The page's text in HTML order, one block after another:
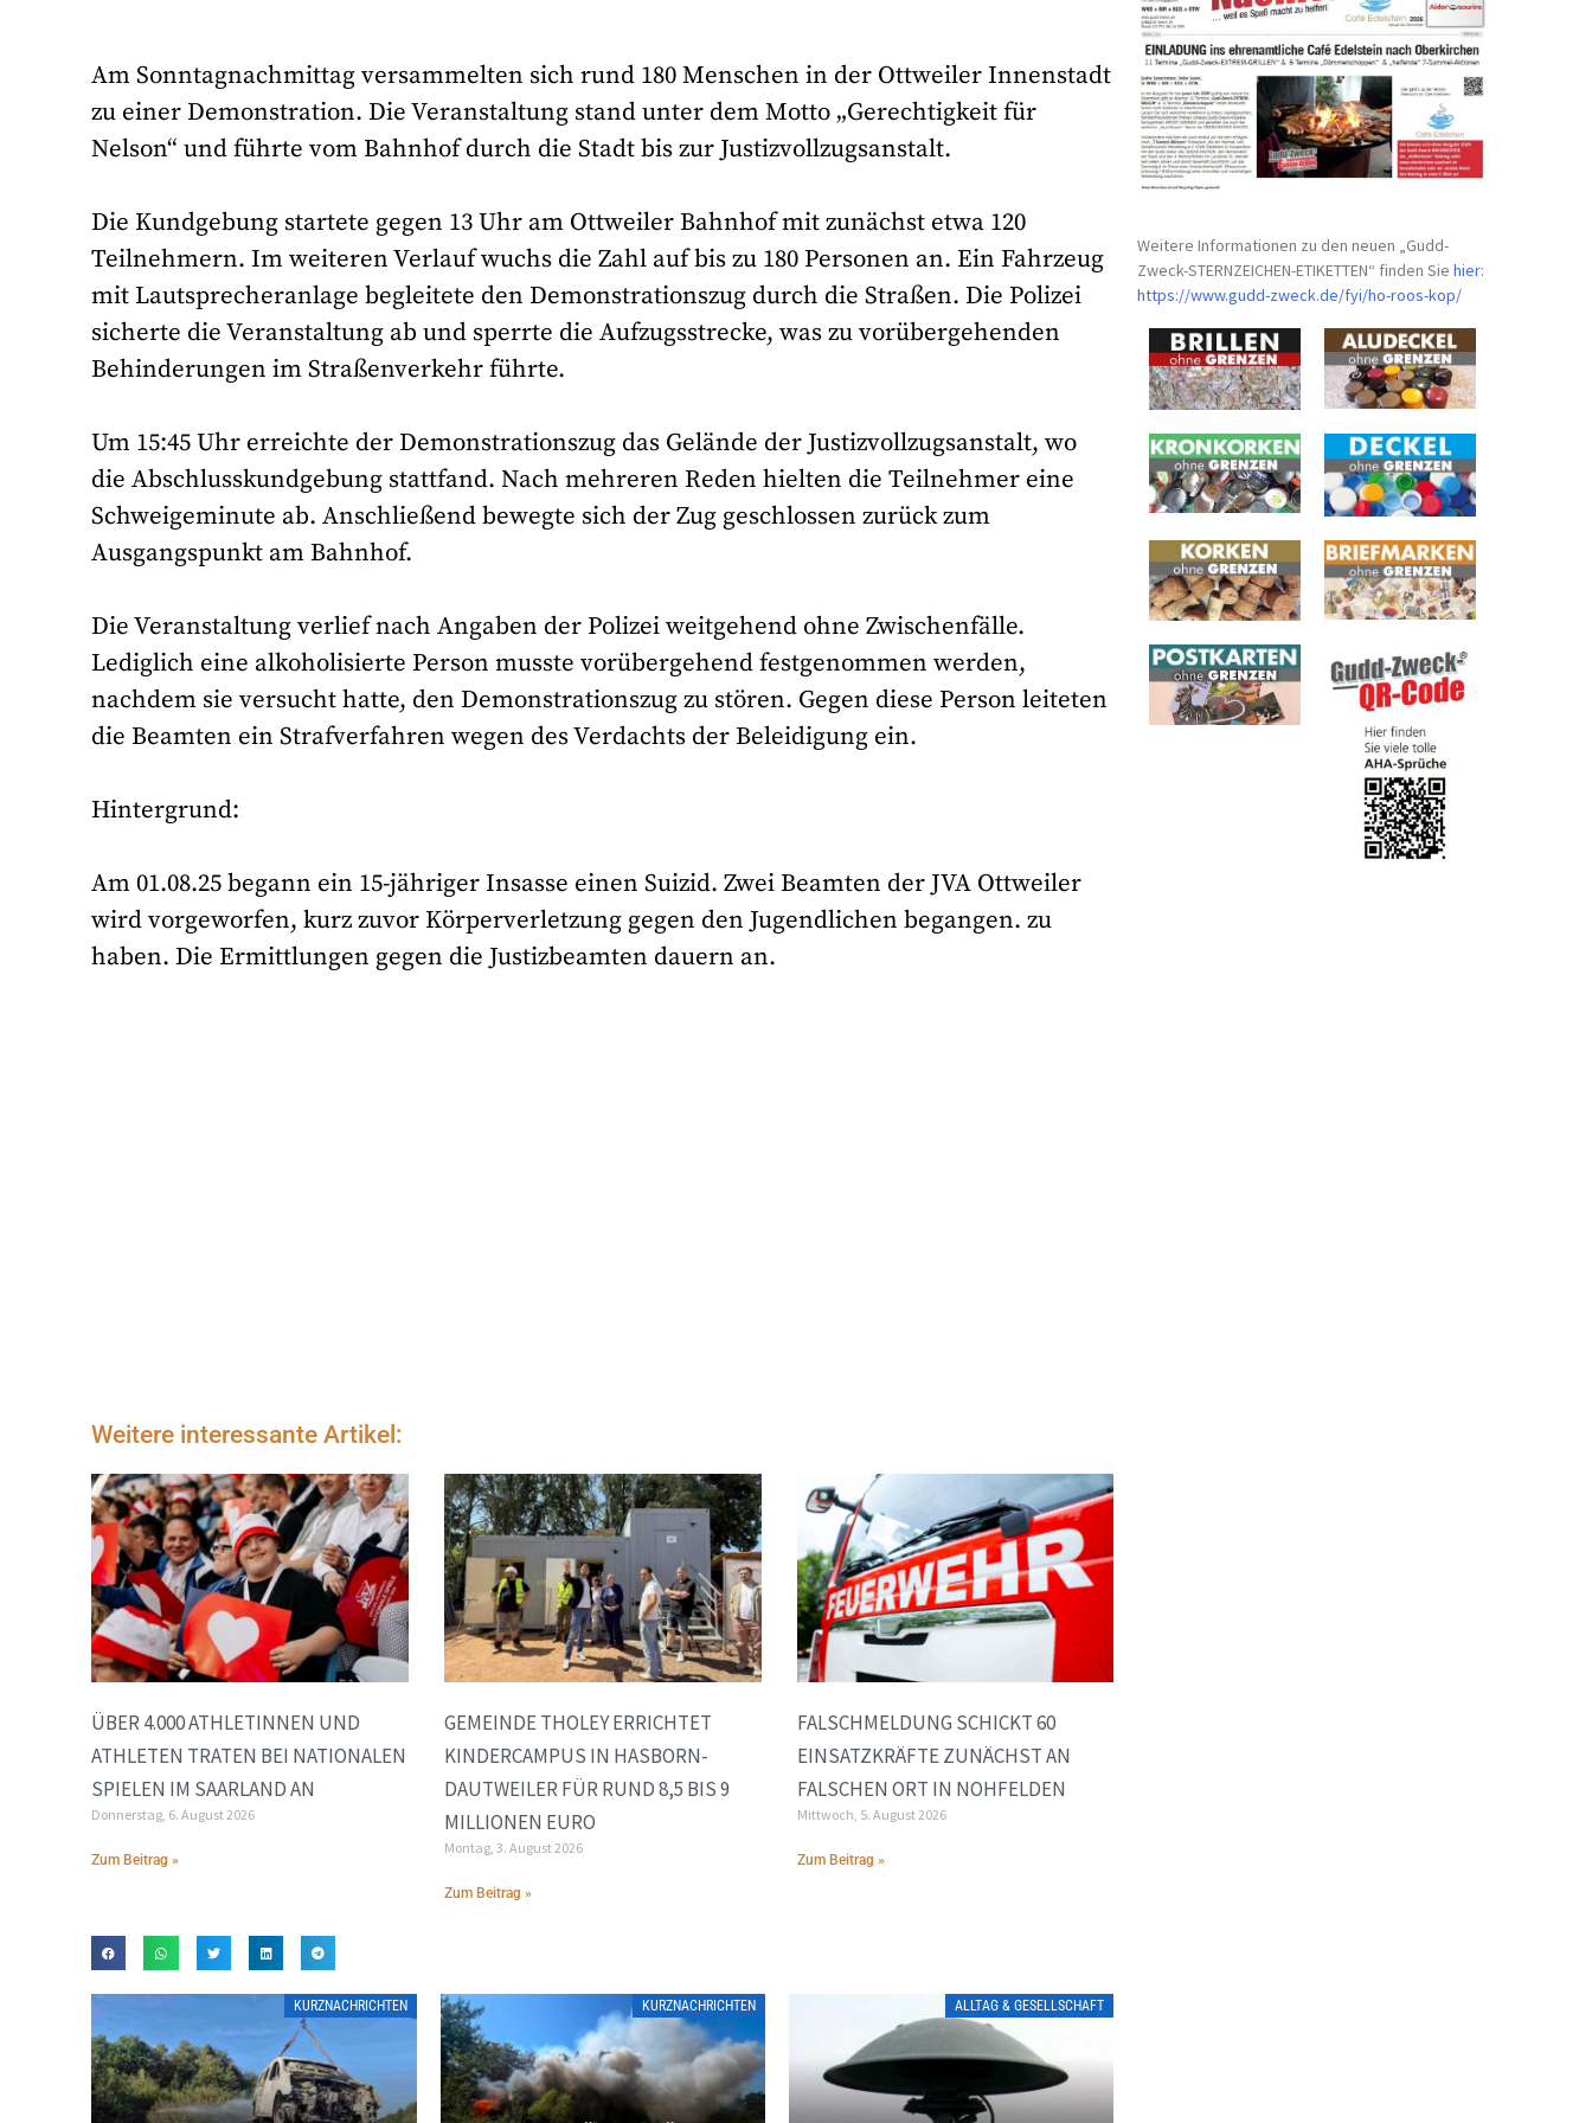
Am Sonntagnachmittag versammelten sich rund 180 Menschen in der Ottweiler Innenstadt
zu einer Demonstration. Die Veranstaltung stand unter dem Motto „Gerechtigkeit für
Nelson“ und führte vom Bahnhof durch die Stadt bis zur Justizvollzugsanstalt.
Die Kundgebung startete gegen 13 Uhr am Ottweiler Bahnhof mit zunächst etwa 120
Teilnehmern. Im weiteren Verlauf wuchs die Zahl auf bis zu 180 Personen an. Ein Fahrzeug
mit Lautsprecheranlage begleitete den Demonstrationszug durch die Straßen. Die Polizei
sicherte die Veranstaltung ab und sperrte die Aufzugsstrecke, was zu vorübergehenden
Behinderungen im Straßenverkehr führte.
Um 15:45 Uhr erreichte der Demonstrationszug das Gelände der Justizvollzugsanstalt, wo
die Abschlusskundgebung stattfand. Nach mehreren Reden hielten die Teilnehmer eine
Schweigeminute ab. Anschließend bewegte sich der Zug geschlossen zurück zum
Ausgangspunkt am Bahnhof.
Die Veranstaltung verlief nach Angaben der Polizei weitgehend ohne Zwischenfälle.
Lediglich eine alkoholisierte Person musste vorübergehend festgenommen werden,
nachdem sie versucht hatte, den Demonstrationszug zu stören. Gegen diese Person leiteten
die Beamten ein Strafverfahren wegen des Verdachts der Beleidigung ein.
Hintergrund:
Am 01.08.25 begann ein 15-jähriger Insasse einen Suizid. Zwei Beamten der JVA Ottweiler
wird vorgeworfen, kurz zuvor Körperverletzung gegen den Jugendlichen begangen. zu
haben. Die Ermittlungen gegen die Justizbeamten dauern an.
Weitere interessante Artikel:
ÜBER 4.000 ATHLETINNEN UND
ATHLETEN TRATEN BEI NATIONALEN
SPIELEN IM SAARLAND AN
Donnerstag, 6. August 2026
Zum Beitrag »
GEMEINDE THOLEY ERRICHTET
KINDERCAMPUS IN HASBORN-
DAUTWEILER FÜR RUND 8,5 BIS 9
MILLIONEN EURO
Montag, 3. August 2026
Zum Beitrag »
FALSCHMELDUNG SCHICKT 60
EINSATZKRÄFTE ZUNÄCHST AN
FALSCHEN ORT IN NOHFELDEN
Mittwoch, 5. August 2026
Zum Beitrag »
KURZNACHRICHTEN KURZNACHRICHTEN ALLTAG & GESELLSCHAFT
Weitere Informationen zu den neuen „Gudd-
Zweck-STERNZEICHEN-ETIKETTEN“ finden Siehier:
https://www.gudd-zweck.de/fyi/ho-roos-kop/